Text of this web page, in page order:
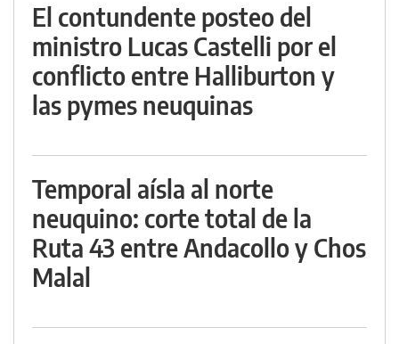
El contundente posteo del
ministro Lucas Castelli por el
conflicto entre Halliburton y
las pymes neuquinas
Temporal aísla al norte
neuquino: corte total de la
Ruta 43 entre Andacollo y Chos
Malal